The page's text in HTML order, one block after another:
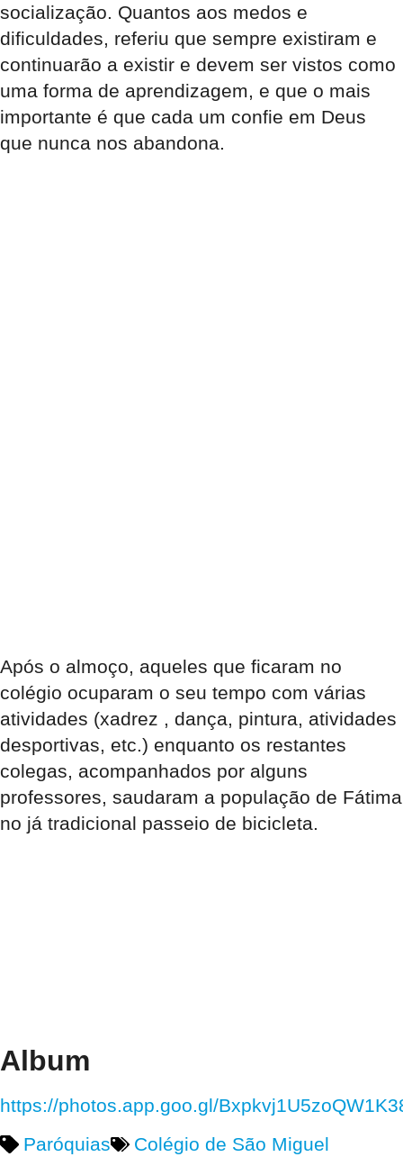
socialização. Quantos aos medos e
dificuldades, referiu que sempre existiram e
continuarão a existir e devem ser vistos como
uma forma de aprendizagem, e que o mais
importante é que cada um confie em Deus
que nunca nos abandona.
Após o almoço, aqueles que ficaram no
colégio ocuparam o seu tempo com várias
atividades (xadrez , dança, pintura, atividades
desportivas, etc.) enquanto os restantes
colegas, acompanhados por alguns
professores, saudaram a população de Fátima
no já tradicional passeio de bicicleta.
Album
https://photos.app.goo.gl/
Paróquias
Colégio de São Miguel